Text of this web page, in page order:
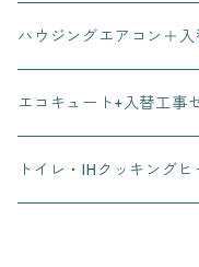
ハウジングエアコン＋
エコキュート+入替工事
トイレ・IHクッキング